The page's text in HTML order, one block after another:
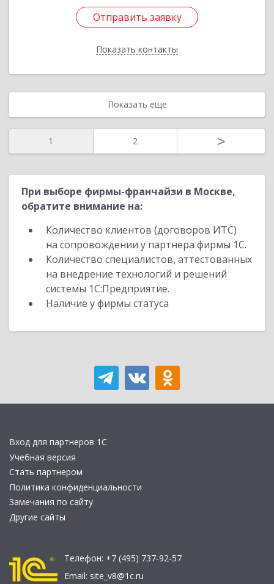
Отправить заявку
Показать контакты
Отправить заявку
Назад
Показать еще
1 2 >
При выборе фирмы-франчайзи в Москве,
обратите внимание на:
Количество клиентов (договоров ИТС)
на сопровождении у партнера фирмы 1С.
Количество специалистов, аттестованных
на внедрение технологий и решений
системы 1С:Предприятие.
Наличие у фирмы статуса
Вход для партнеров 1С
Учебная версия
Стать партнером
Политика конфиденциальности
Замечания по сайту
Другие сайты
Телефон: +7 (495) 737-92-57
Email: site_v8@1c.ru